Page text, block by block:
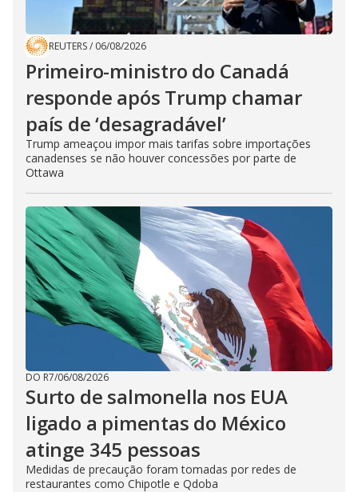
REUTERS/ 06/08/2026
Primeiro-ministro do Canadá
responde após Trump chamar
país de ‘desagradável’
Trump ameaçou impor mais tarifas sobre importações
canadenses se não houver concessões por parte de
Ottawa
DO R7/06/08/2026
Surto de salmonella nos EUA
ligado a pimentas do México
atinge 345 pessoas
Medidas de precaução foram tomadas por redes de
restaurantes como Chipotle e Qdoba